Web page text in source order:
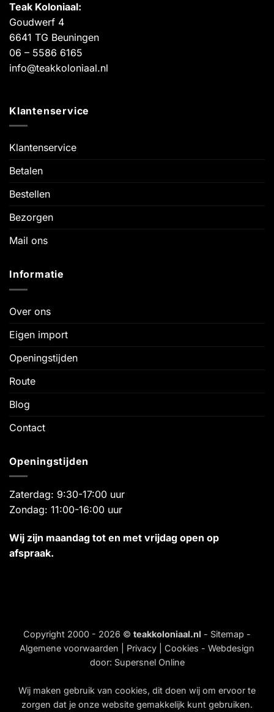
Teak Koloniaal:
Goudwerf 4
6641 TG Beuningen
06 – 5586 6165
info@teakkoloniaal.nl
Klantenservice
Klantenservice
Betalen
Bestellen
Bezorgen
Mail ons
Informatie
Over ons
Eigen import
Openingstijden
Route
Blog
Contact
Openingstijden
Zaterdag: 9:30-17:00 uur
Zondag: 11:00-16:00 uur
Wij zijn maandag tot en met vrijdag open op
afspraak.
Copyright 2000 - 2026 © teakkoloniaal.nl - Sitemap -
Algemene voorwaarden
Privacy Cookies - Webdesign
door: Supersnel Online
Wij maken gebruik van cookies, dit doen wij om ervoor te
zorgen dat je onze website gemakkelijk kunt gebruiken.